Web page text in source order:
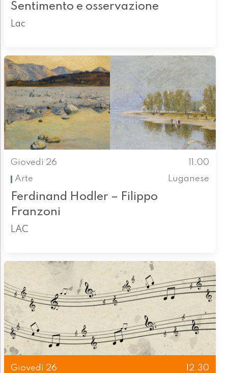
Sentimento e osservazione
Lac
Giovedì 26
11.00
Arte
Luganese
Ferdinand Hodler – Filippo
Franzoni
LAC
Giovedì 26
12.30